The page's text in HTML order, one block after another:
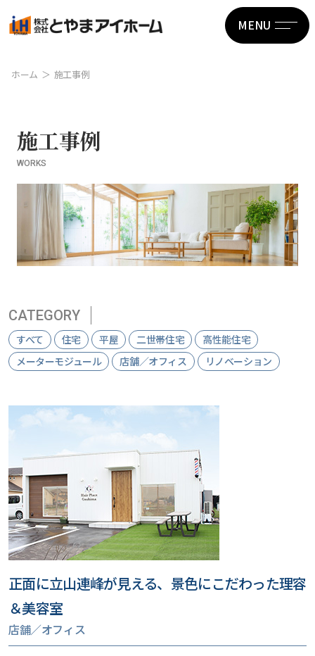
MENU
ホーム 施工事例
施工事例
WORKS
CATEGORY
すべて 住宅 平屋 二世帯住宅
高性能住宅
メーターモジュール
店舗／オフィス リノベーション
正面に立山連峰が見える、景色にこだわった理容
＆美容室
店舗／オフィス